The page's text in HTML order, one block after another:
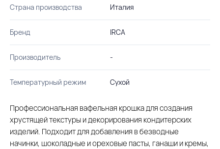
Страна производства Италия
Бренд IRCA
Производитель -
Температурный режим Сухой
Профессиональная вафельная крошка для создания
хрустящей текстуры и декорирования кондитерских
изделий. Подходит для добавления в безводные
начинки, шоколадные и ореховые пасты, ганаши и кремы,